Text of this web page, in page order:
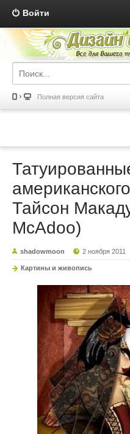
Войти
Полная версия сайта
Тайсон
McAdoo)
shadowmoon 2 ноября 2011
Картины и живопись